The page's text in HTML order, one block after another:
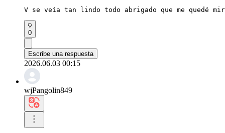
V se veía tan lindo todo abrigado que me quedé
0
Escribe una respuesta
2026.06.03 00:15
wjPangolin849